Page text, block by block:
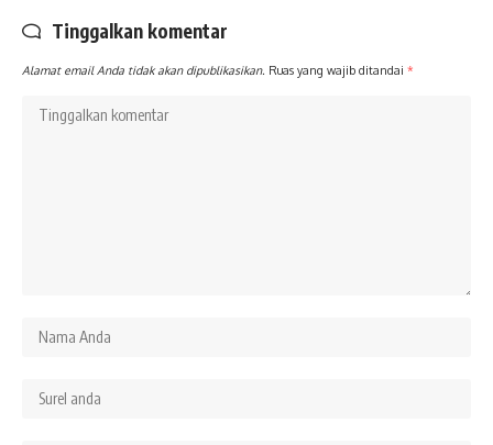
Tinggalkan komentar
Alamat email Anda tidak akan dipublikasikan. Ruas yang wajib ditandai *